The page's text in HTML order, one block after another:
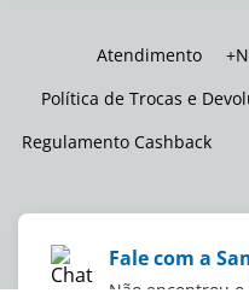
Atendimento
Política de Trocas e
Regulamento Cashback
Fale com a
Não encontrou